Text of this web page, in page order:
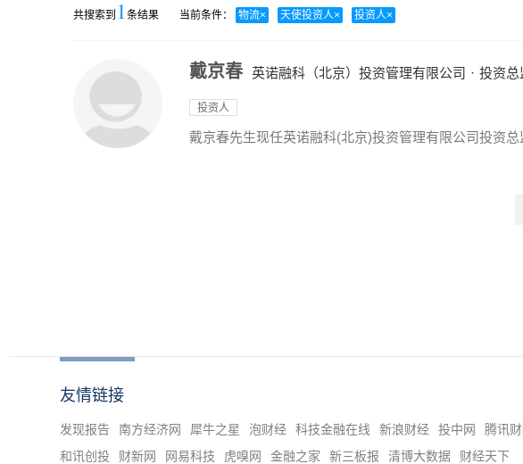
共搜索到 1条结果 当前条件： 物流× 天使投资人× 投资人×
戴京春 英诺融科（北京）投资管理有限公司 · 投资总
投资人
戴京春先生现任英诺融科(北京)投资管理有限公司投资总
友情链接
发现报告 南方经济网 犀牛之星 泡财经 科技金融在线 新浪财经 投中网
腾讯
和讯创投
财新网 网易科技 虎嗅网 金融之家 新三板报 清博大数据 财经天下